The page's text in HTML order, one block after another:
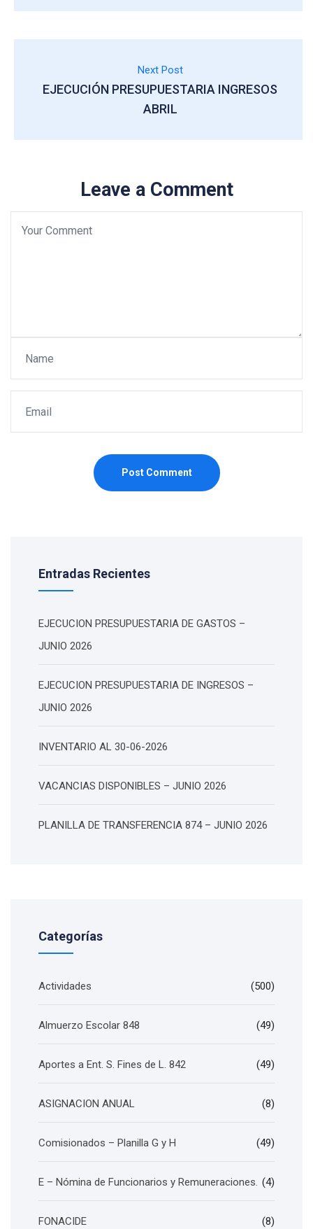
Next Post
EJECUCIÓN PRESUPUESTARIA INGRESOS
ABRIL
Leave a Comment
Post Comment
Entradas Recientes
EJECUCION PRESUPUESTARIA DE GASTOS –
JUNIO 2026
EJECUCION PRESUPUESTARIA DE INGRESOS –
JUNIO 2026
INVENTARIO AL 30-06-2026
VACANCIAS DISPONIBLES – JUNIO 2026
PLANILLA DE TRANSFERENCIA 874 – JUNIO 2026
Categorías
Actividades (500)
Almuerzo Escolar 848 (49)
Aportes a Ent. S. Fines de L. 842 (49)
ASIGNACION ANUAL (8)
Comisionados – Planilla G y H (49)
E – Nómina de Funcionarios y Remuneraciones. (4)
FONACIDE (8)